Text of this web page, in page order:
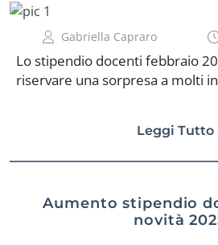
Gabriella Capraro
Lo stipendio docenti febbraio
riservare una sorpresa a molti
Leggi Tutto
Aumento stipendio
novità